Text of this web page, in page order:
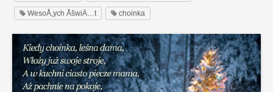
WesoÅ‚ych ÅšwiÄ…t choinka